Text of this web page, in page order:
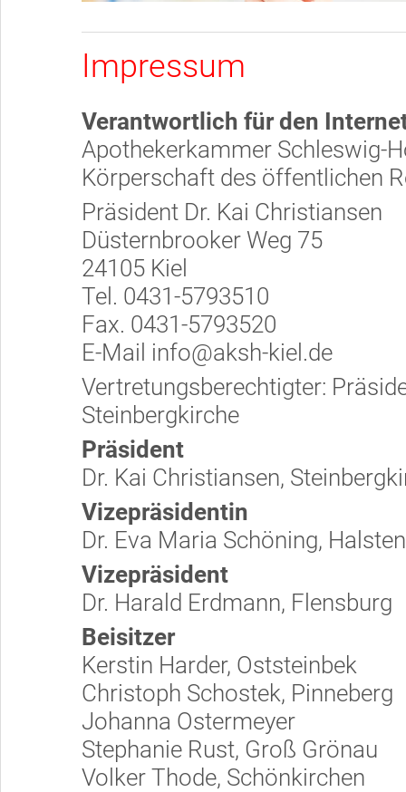
Impressum
Verantwortlich für den
Apothekerkammer Schleswig-
Körperschaft des öffentlichen
Präsident Dr. Kai Christiansen
Düsternbrooker Weg 75
24105 Kiel
Tel. 0431-5793510
Fax. 0431-5793520
E-Mail info@aksh-kiel.de
Vertretungsberechtigter:
Steinbergkirche
Präsident
Dr. Kai Christiansen,
Vizepräsidentin
Dr. Eva Maria Schöning,
Vizepräsident
Dr. Harald Erdmann, Flensburg
Beisitzer
Kerstin Harder, Oststeinbek
Christoph Schostek, Pinneberg
Johanna Ostermeyer
Stephanie Rust, Groß Grönau
Volker Thode, Schönkirchen